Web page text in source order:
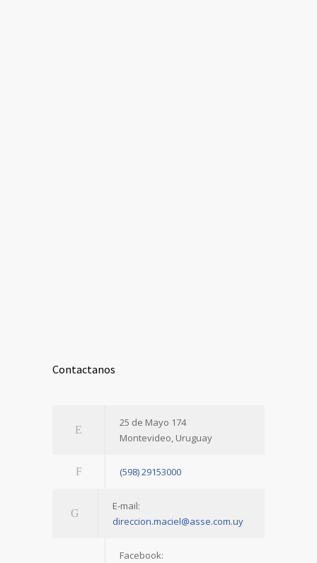
Contactanos
25 de Mayo 174
Montevideo, Uruguay
(598) 29153000
E-mail:
direccion.maciel@asse.com.uy
Facebook: